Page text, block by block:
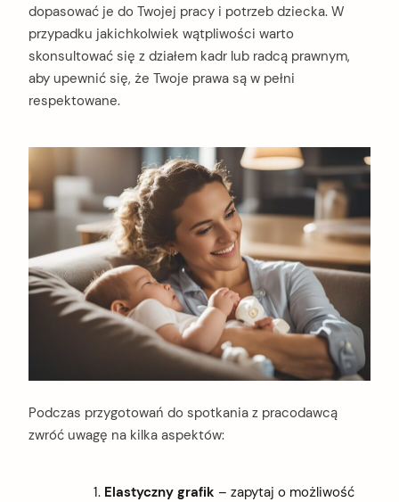
dopasować je do Twojej pracy i potrzeb dziecka. W
przypadku jakichkolwiek wątpliwości warto
skonsultować się z działem kadr lub radcą prawnym,
aby upewnić się, że Twoje prawa są w pełni
respektowane.
Podczas przygotowań do spotkania z pracodawcą
zwróć uwagę na kilka aspektów:
Elastyczny grafik – zapytaj o możliwość